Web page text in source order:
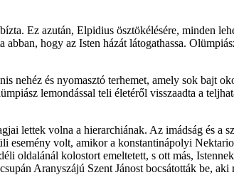
Ez azután, Elpidius ösztökélésére, minden
hogy az Isten házát látogathassa.
nehéz és nyomasztó terhemet, amely sok bajt
lemondással teli életéről visszaadta a
lettek volna a hierarchiának. Az imádság és a
esemény volt, amikor a konstantinápolyi
oldalánál kolostort emeltetett, s ott más,
Aranyszájú Szent Jánost bocsátották be, aki